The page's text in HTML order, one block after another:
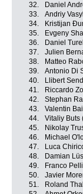
32.
Daniel
33.
Andriy
34.
Kristijan
35.
Evgeny
36.
Daniel
37.
Julien
38.
Matteo
39.
Antonio Di
40.
Llibert
41.
Riccardo
42.
Stephan
43.
Valentin
44.
Vitaliy Buts
45.
Nikolay
46.
Michael
47.
Luca
48.
Damian
49.
Franco
50.
Javier
51.
Roland